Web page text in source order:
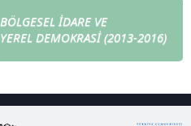
BÖLGESEL İDARE VE
YEREL DEMOKRASİ (2013-2016)